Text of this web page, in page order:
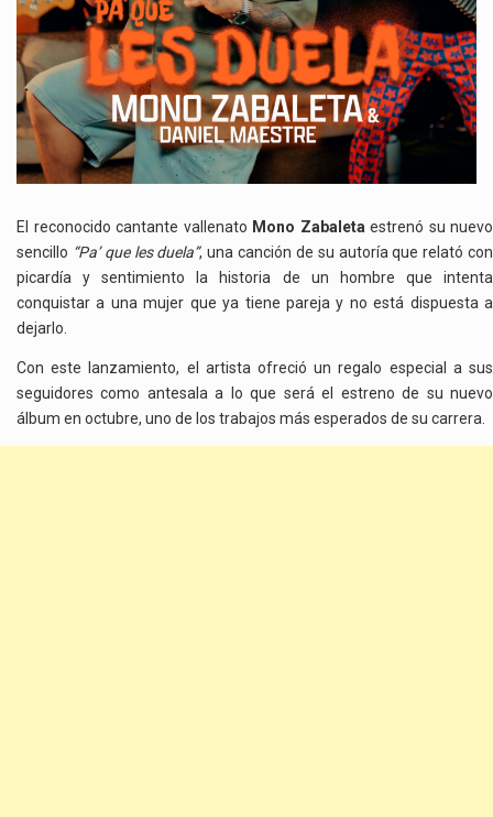
El reconocido cantante vallenato Mono Zabaletaestrenó su nuevo
sencillo “Pa’ que les duela”, una canción de su autoría que relató con
picardía y sentimiento la historia de un hombre que intenta
conquistar a una mujer que ya tiene pareja y no está dispuesta a
dejarlo.
Con este lanzamiento, el artista ofreció un regalo especial a sus
seguidores como antesala a lo que será el estreno de su nuevo
álbum en octubre, uno de los trabajos más esperados de su carrera.